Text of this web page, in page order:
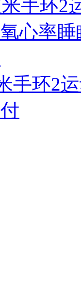
手环2